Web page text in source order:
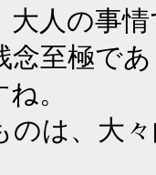
大人の事
念至極で
。
のは、大